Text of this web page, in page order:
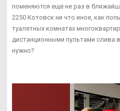
поменяются ещё не раз в
2250 Котовск ни что иное, как
туалетных комнатах
дистанционными пультами слива
нужно?